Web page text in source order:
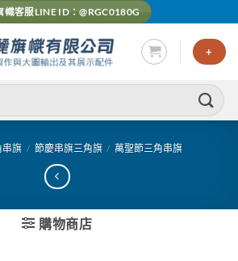
幟客服LINE ID：@RGC0180G
+
串旗 / 節慶串旗三角旗 / 萬聖節三角串旗
購物商店